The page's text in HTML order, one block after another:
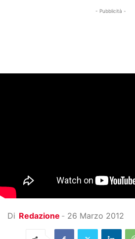
- Pubblicità -
Di Redazione - 26 Marzo 2012